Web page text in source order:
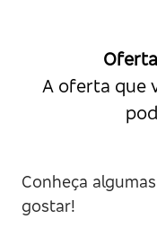
A oferta que
Conheça algumas
gostar!